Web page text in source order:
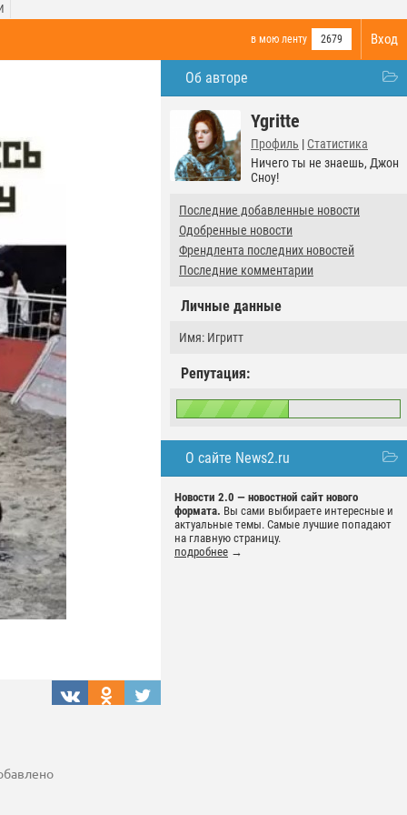
Вход
в мою ленту 2679
Об авторе
Ygritte
Профиль | Статистика
Ничего ты не знаешь, Джон
Сноу!
Последние добавленные новости
Одобренные новости
Френдлента последних новостей
Последние комментарии
Личные данные
Имя: Игритт
Репутация:
О сайте News2.ru
Новости 2.0 — новостной сайт нового
формата. Вы сами выбираете интересные и
актуальные темы. Самые лучшие попадают
на главную страницу.
подробнее →